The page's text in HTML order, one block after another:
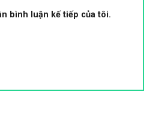
bình luận kế tiếp của tôi.